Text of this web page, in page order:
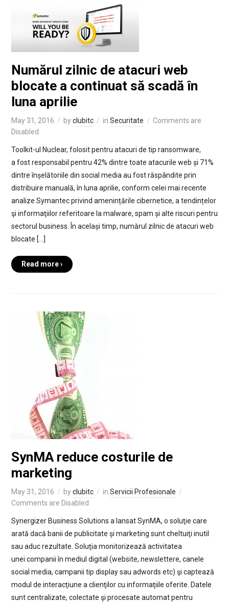
Numărul zilnic de atacuri web
blocate a continuat să scadă în
luna aprilie
May 31, 2016 byclubitc in Securitate
Comments are
Disabled
Toolkit-ul Nuclear, folosit pentru atacuri de tip ransomware,
a fost responsabil pentru 42% dintre toate atacurile web și 71%
dintre înșelătoriile din social media au fost răspândite prin
distribuire manuală, în luna aprilie, conform celei mai recente
analize Symantec privind amenințările cibernetice, a tendințelor
şi informaţiilor referitoare la malware, spam și alte riscuri pentru
sectorul business. În același timp, numărul zilnic de atacuri web
blocate […]
Read more ›
SynMA reduce costurile de
marketing
May 31, 2016 byclubitc in Servicii Profesionale
Comments are Disabled
Synergizer Business Solutions a lansat SynMA, o soluţie care
arată dacă banii de publicitate și marketing sunt cheltuiţi inutil
sau aduc rezultate. Soluţia monitorizează activitatea
unei companii în mediul digital (website, newslettere, canele
social media, campanii tip display sau adwords etc) şi captează
modul de interacţiune a clienţilor cu informaţiile oferite. Datele
sunt centralizate, colectate şi procesate automat pentru